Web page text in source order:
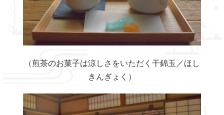
（煎茶のお菓子は涼しさをいただく干錦玉／ほし
きんぎょく）